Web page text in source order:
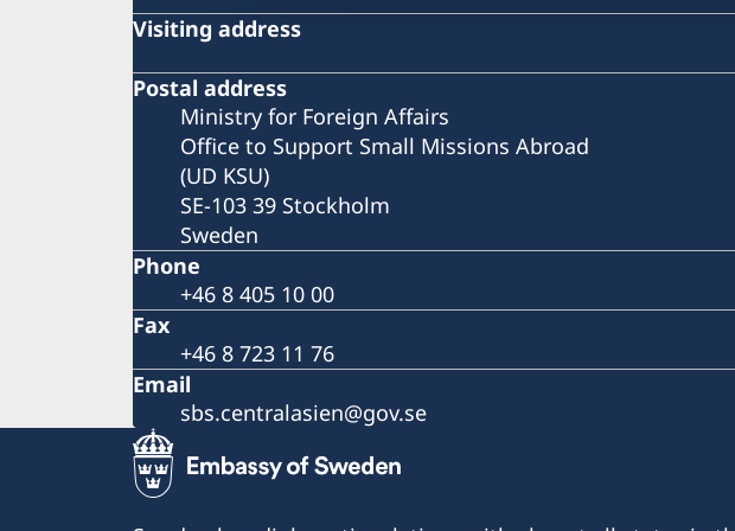
Visiting address
Postal address
Ministry for Foreign Affairs
Office to Support Small Missions Abroad
(UD KSU)
SE-103 39 Stockholm
Sweden
Phone
+46 8 405 10 00
Fax
+46 8 723 11 76
Email
sbs.centralasien@gov.se